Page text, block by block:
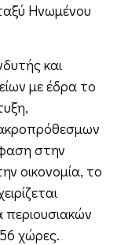
Ηνωμένου
και
με έδρα το
στην
οικονομία, το
χώρες.